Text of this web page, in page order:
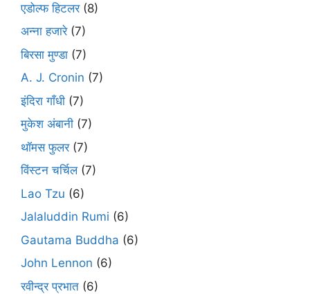
एडोल्फ हिटलर(8)
अन्ना हजारे(7)
बिरसा मुण्डा (7)
A. J. Cronin (7)
इंदिरा गाँधी (7)
मुकेश अंबानी (7)
थॉमस फुलर(7)
विंस्टन चर्चिल(7)
Lao Tzu (6)
Jalaluddin Rumi (6)
Gautama Buddha (6)
John Lennon (6)
रवीन्द्र प्रभात (6)